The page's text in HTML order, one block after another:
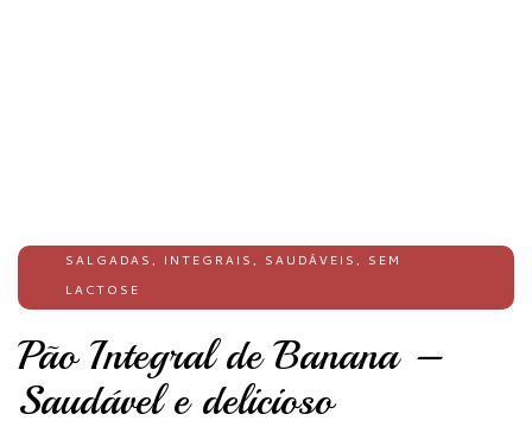
SALGADAS, INTEGRAIS, SAUDÁVEIS, SEM
LACTOSE
Pão Integral de Banana –
Saudável e delicioso